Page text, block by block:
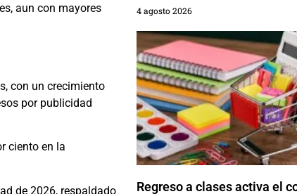
aun con mayores
con un crecimiento
por publicidad
ciento en la
de 2026, respaldado
4 agosto 2026
Regreso a clases activa el